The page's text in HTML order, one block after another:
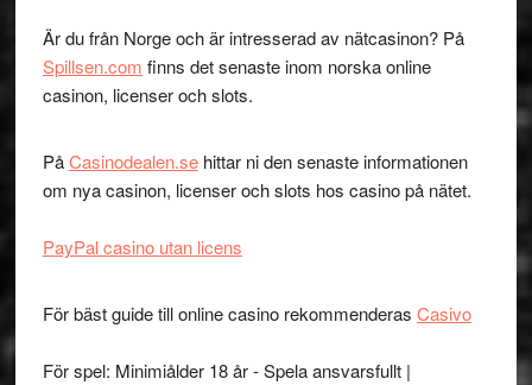
Är du från Norge och är intresserad av nätcasinon? På
Spillsen.com finns det senaste inom norska online
casinon, licenser och slots.
PåCasinodealen.sehittar ni den senaste informationen
om nya casinon, licenser och slots hos casino på nätet.
PayPal casino utan licens
För bäst guide till online casino rekommenderas Casivo
För spel: Minimiålder 18 år - Spela ansvarsfullt |